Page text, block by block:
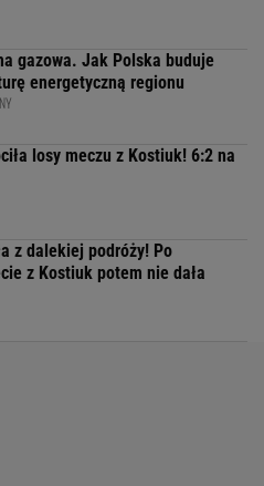
gazowa. Jak Polska buduje
energetyczną regionu
losy meczu z Kostiuk! 6:2 na
z dalekiej podróży! Po
z Kostiuk potem nie dała